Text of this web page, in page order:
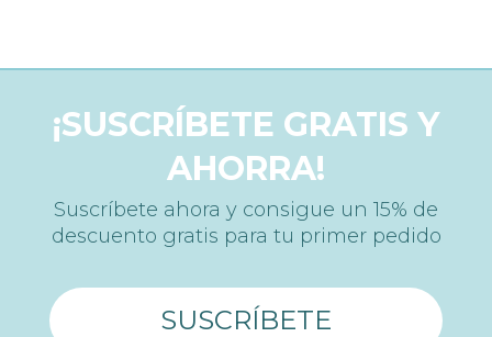
¡SUSCRÍBETE GRATIS Y
AHORRA!
Suscríbete ahora y consigue un 15% de
descuento gratis para tu primer pedido
SUSCRÍBETE